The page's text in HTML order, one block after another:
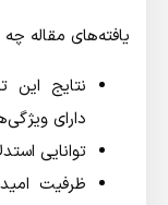
یافته‌های مقاله
دارای
توانایی
ظرفیت